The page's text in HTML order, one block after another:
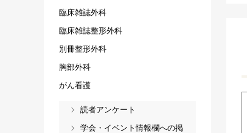
臨床雑誌外科
臨床雑誌整形外科
別冊整形外科
胸部外科
がん看護
読者アンケート
学会・イベント情報欄への掲